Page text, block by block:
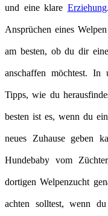
und eine klare Erziehung
Ansprüchen eines
am besten, ob du dir
anschaffen möchtest. In
Tipps, wie du
besten ist es, wenn du
neues Zuhause geben
Hundebaby vom
dortigen Welpenzucht
achten solltest, wenn